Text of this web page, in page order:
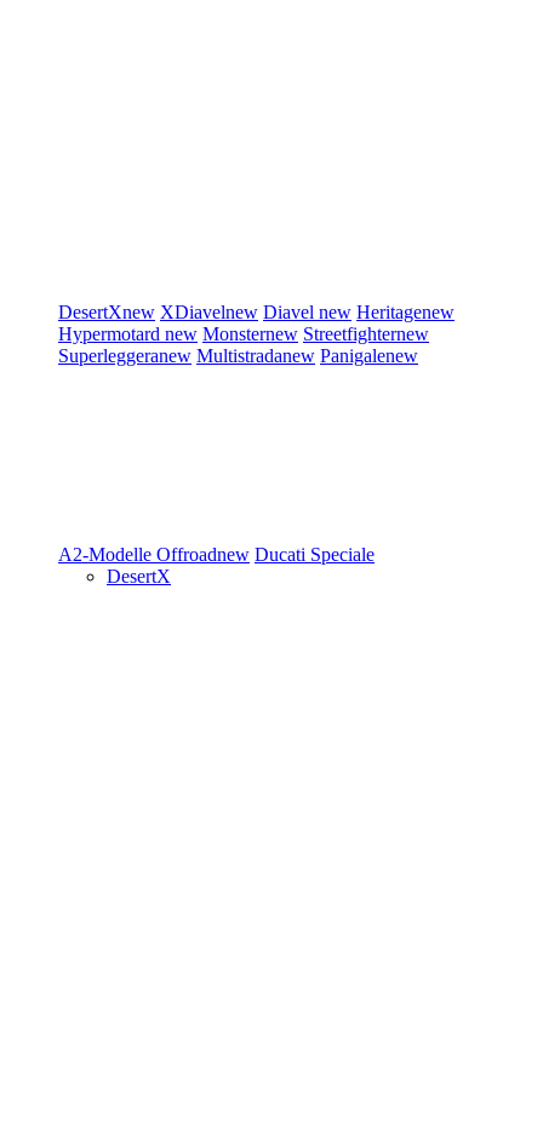
DesertXnew XDiavelnew Diavel new Heritagenew
Hypermotard new Monsternew Streetfighternew
Superleggeranew Multistradanew Panigalenew
A2-Modelle Offroadnew Ducati Speciale
DesertX